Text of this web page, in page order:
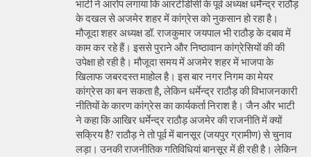
भाटी ने आरोप लगाया कि आरटीडीसी के पूर्व अध्यक्ष धर्मेन्द्र राठौड़
के दखल से अजमेर शहर में कांग्रेस को नुकसान हो रहा है।
मौजूदा शहर अध्यक्ष डॉ. राजकुमार जयपाल भी राठौड़ के दबाव में
काम कर रहे हैं। इससे पुराने और निष्ठावान कांग्रेसियों की की
उपेक्षा हो रही है। मौजूदा समय में अजमेर शहर में भाजपा के
खिलाफ जबरदस्त माहोल है। इस बार नगर निगम का मेयर
कांग्रेस का बन सकता है, लेकिन धर्मेन्द्र राठौड़ की विभाजनकारी
नीतियों के कारण कांग्रेस का कार्यकर्ता निराश है। जैन और भाटी
ने कहा कि आखिर धर्मेन्द्र राठौड़ अजमेर की राजनीति में क्यों
सक्रिय हैै? राठौड़ ने तो पूर्व में बानसूर (जयपुर ग्रामीण) से चुनाव
लड़ा। उनकी राजनीतिक गतिविधियां बानसूर में ही रही है। लेकिन